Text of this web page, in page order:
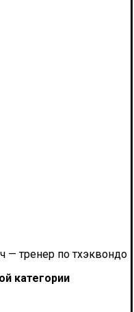
— тренер по тхэквондо
категории